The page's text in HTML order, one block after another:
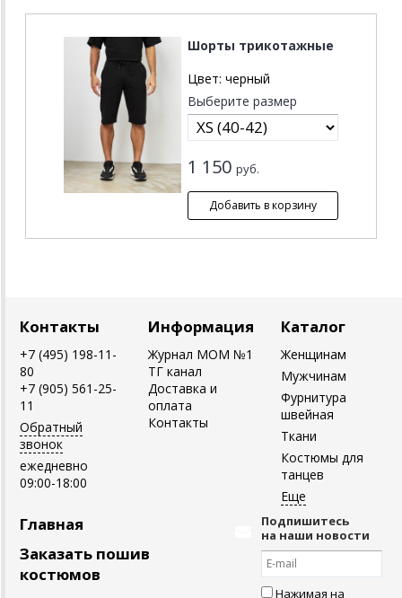
Шорты трикотажные
Цвет: черный
Выберите размер
1 150 руб.
Контакты
+7 (495) 198-11-
80
+7 (905) 561-25-
11
Обратный
звонок
ежедневно
09:00-18:00
Информация
Журнал MOM №1
ТГ канал
Доставка и
оплата
Контакты
Каталог
Женщинам
Мужчинам
Фурнитура
швейная
Ткани
Костюмы для
танцев
Главная
Заказать пошив
костюмов
Подпишитесь
на наши новости
Нажимая на